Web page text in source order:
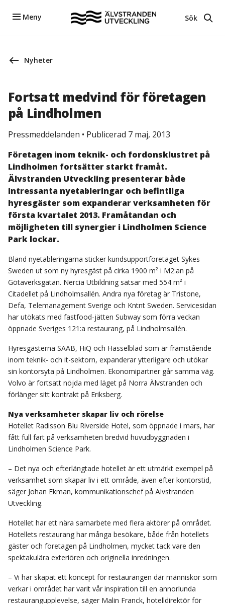
Meny Sök
Nyheter
Fortsatt medvind för företagen
på Lindholmen
Pressmeddelanden • Publicerad 7 maj, 2013
Företagen inom teknik- och fordonsklustret på
Lindholmen fortsätter starkt framåt.
Älvstranden Utveckling presenterar både
intressanta nyetableringar och befintliga
hyresgäster som expanderar verksamheten för
första kvartalet 2013. Framåtandan och
möjligheten till synergier i Lindholmen Science
Park lockar.
Bland nyetableringarna sticker kundsupportföretaget Sykes
Sweden ut som ny hyresgäst på cirka 1900 m² i M2:an på
Götaverksgatan. Nercia Utbildning satsar med 554 m² i
Citadellet på Lindholmsallén. Andra nya företag är Tristone,
Defa, Telemanagement Sverige och Kntnt Sweden. Servicesidan
har utökats med fastfood-jätten Subway som förra veckan
öppnade Sveriges 121:a restaurang, på Lindholmsallén.
Hyresgästerna SAAB, HiQ och Hasselblad som är framstående
inom teknik- och it-sektorn, expanderar ytterligare och utökar
sin kontorsyta på Lindholmen. Ekonomipartner går samma väg.
Volvo är fortsatt nöjda med läget på Norra Älvstranden och
förlänger sitt kontrakt på Eriksberg.
Nya verksamheter skapar liv och rörelse
Hotellet Radisson Blu Riverside Hotel, som öppnade i mars, har
fått full fart på verksamheten bredvid huvudbyggnaden i
Lindholmen Science Park.
– Det nya och efterlängtade hotellet är ett utmärkt exempel på
verksamhet som skapar liv i ett område, även efter kontorstid,
säger Johan Ekman, kommunikationschef på Älvstranden
Utveckling.
Hotellet har ett nära samarbete med flera aktörer på området.
Hotellets restaurang har många besökare, både från hotellets
gäster och företagen på Lindholmen, mycket tack vare den
spektakulära exteriören och originella inredningen.
– Vi har skapat ett koncept för restaurangen där människor som
verkar i området har varit vår inspiration till en annorlunda
restaurangupplevelse, säger Malin Franck, hotelldirektör för